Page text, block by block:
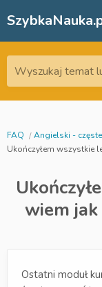
Wyszukaj temat
FAQ
Angielski -
Ukończyłem wszystkie
wiem
Ostatni moduł